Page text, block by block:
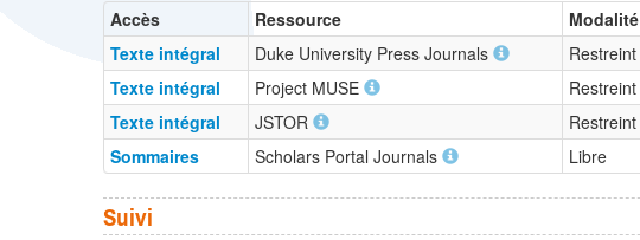
Accès Ressource Modalité
Texte intégral
Duke University Press Journals Restreint
Texte intégral
Project MUSE Restreint
Texte intégral
JSTOR Restreint
Sommaires
Scholars Portal Journals Libre
Suivi